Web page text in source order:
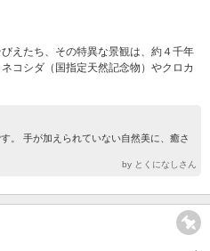
えたち、その特異な景観は、約４千年
コシダ（国指定天然記念物）やクロカ
。 手が加えられていない自然美に、癒さ
by とくになしさん